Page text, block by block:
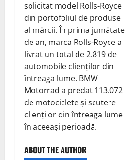
solicitat model Rolls-Royce
din portofoliul de produse
al mărcii. În prima jumătate
de an, marca Rolls-Royce a
livrat un total de 2.819 de
automobile clienților din
întreaga lume. BMW
Motorrad a predat 113.072
de motociclete și scutere
clienților din întreaga lume
în aceeași perioadă.
ABOUT THE AUTHOR